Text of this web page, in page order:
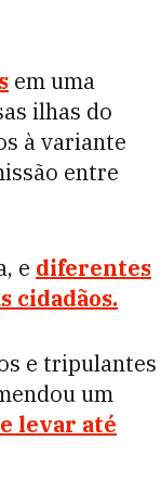
em uma
ilhas do
à variante
entre
e diferentes
cidadãos.
e tripulantes
um
levar até